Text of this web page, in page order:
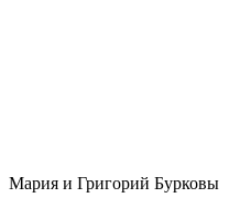
Мария и Григорий Бурковы